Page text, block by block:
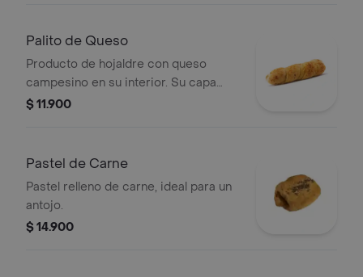
Palito de Queso
Producto de hojaldre con queso
campesino en su interior. Su capa
crocante le da una textura exquisita.
$ 11.900
Pastel de Carne
Pastel relleno de carne, ideal para un
antojo.
$ 14.900